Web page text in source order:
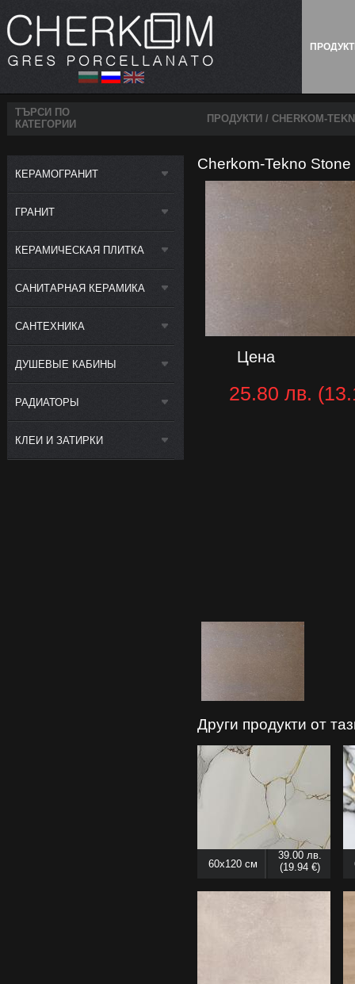
ТЪРСИ ПО
КАТЕГОРИИ
ПРОДУКТИ / CHERKOM-
КЕРАМОГРАНИТ
ГРАНИТ
КЕРАМИЧЕСКАЯ ПЛИТКА
САНИТАРНАЯ КЕРАМИКА
САНТЕХНИКА
ДУШЕВЫЕ КАБИНЫ
РАДИАТОРЫ
КЛЕИ И ЗАТИРКИ
Cherkom-Tekno
Цена
25.80 лв.
Други продукти от
60x120 см
39.00 лв.
(19.94 €)